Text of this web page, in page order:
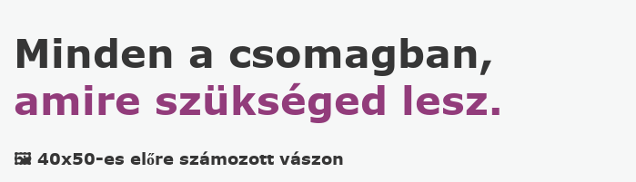
Minden a csomagban,
amire szükséged lesz.
🖼️ 40x50-es előre számozott vászon